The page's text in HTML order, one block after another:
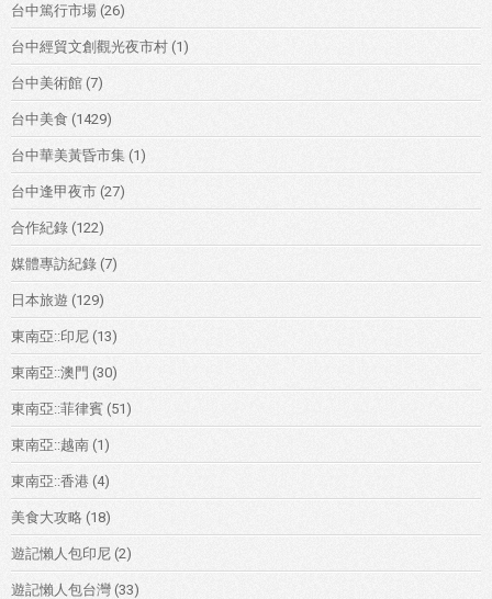
台中篤行市場 (26)
台中經貿文創觀光夜市村 (1)
台中美術館 (7)
台中美食 (1429)
台中華美黃昏市集 (1)
台中逢甲夜市 (27)
合作紀錄 (122)
媒體專訪紀錄 (7)
日本旅遊 (129)
東南亞::印尼 (13)
東南亞::澳門 (30)
東南亞::菲律賓 (51)
東南亞::越南 (1)
東南亞::香港 (4)
美食大攻略 (18)
遊記懶人包印尼 (2)
遊記懶人包台灣 (33)